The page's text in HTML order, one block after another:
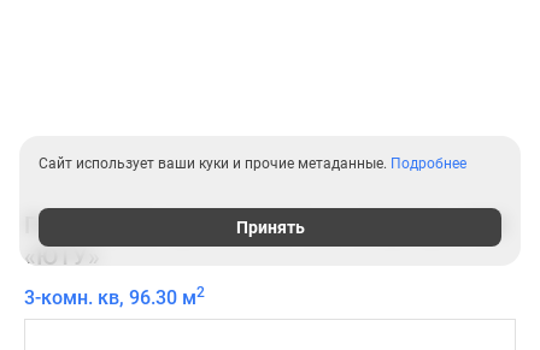
Планировки трехкомнатных квартир в ЖК
«ЮТУ»
3-комн. кв, 96.30 м2
Сайт использует ваши куки и прочие метаданные. Подробнее
Принять